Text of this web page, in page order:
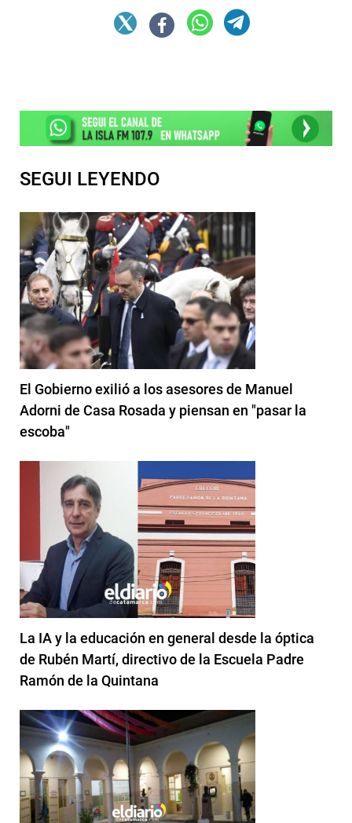
SEGUI LEYENDO
El Gobierno exilió a los asesores de Manuel
Adorni de Casa Rosada y piensan en "pasar la
escoba"
La IA y la educación en general desde la óptica
de Rubén Martí, directivo de la Escuela Padre
Ramón de la Quintana